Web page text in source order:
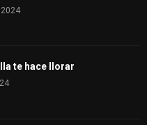
te hace llorar